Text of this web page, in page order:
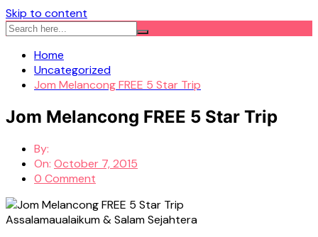
Skip to content
Home
Uncategorized
Jom Melancong FREE 5 Star Trip
Jom Melancong FREE 5 Star Trip
By:
On: October 7, 2015
0 Comment
Assalamaualaikum & Salam Sejahtera